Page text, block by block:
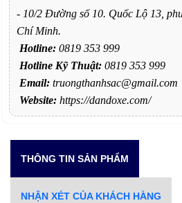
- 10/2 Đường số 10. Quốc Lộ 13,
Chí Minh.
Hotline: 0819 353 999
Hotline Kỹ Thuật: 0819 353 999
Email: truongthanhsac@gmail.com
Website: https://dandoxe.com/
THÔNG TIN SẢN PHẨM
NHẬN XÉT CỦA KHÁCH HÀNG